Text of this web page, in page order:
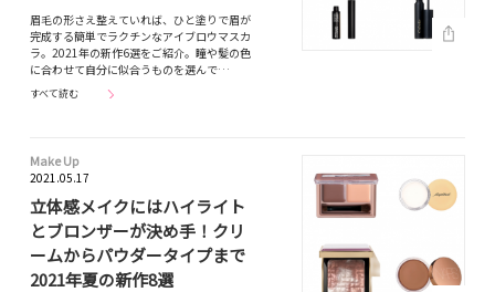
眉毛の形さえ整えていれば、ひと塗りで眉が
完成する簡単でラクチンなアイブロウマスカ
ラ。2021年の新作6選をご紹介。瞳や髪の色
に合わせて自分に似合うものを選んで…
すべて読む
Make Up
2021.05.17
立体感メイクにはハイライト
とブロンザーが決め手！クリ
ームからパウダータイプまで
2021年夏の新作8選